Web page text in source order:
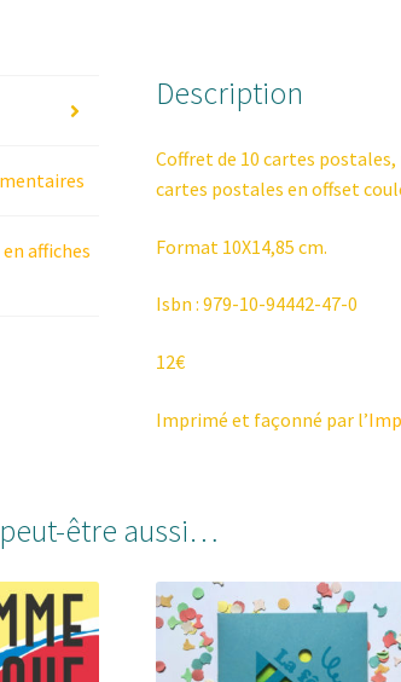
Baptiste
affiches
Description
Coffret de 10 cartes
cartes postales en offset
Format 10X14,85 cm.
Isbn : 979-10-94442-47-0
12€
Imprimé et façonné par l’
être aussi…